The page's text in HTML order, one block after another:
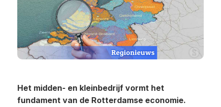
Het midden- en kleinbedrijf vormt het
fundament van de Rotterdamse economie.